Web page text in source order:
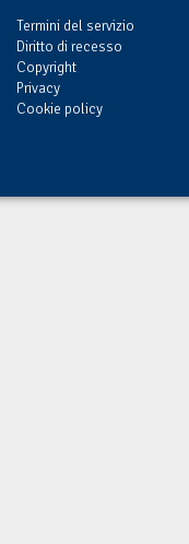
Termini del servizio
Diritto di recesso
Copyright
Privacy
Cookie policy